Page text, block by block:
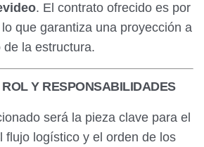
. El contrato ofrecido es por
que garantiza una proyección a
de la estructura.
Y RESPONSABILIDADES
será la pieza clave para el
flujo logístico y el orden de los